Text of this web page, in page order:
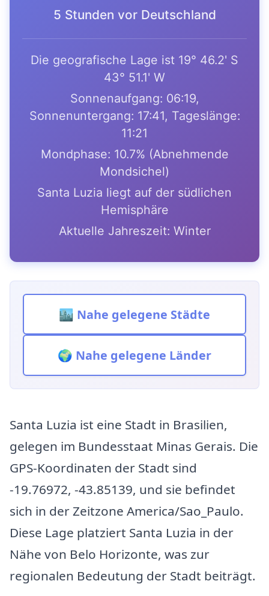
5 Stunden vor Deutschland
Die geografische Lage ist 19° 46.2' S
43° 51.1' W
Sonnenaufgang: 06:19,
Sonnenuntergang: 17:41, Tageslänge:
11:21
Mondphase: 10.7% (Abnehmende
Mondsichel)
Santa Luzia liegt auf der südlichen
Hemisphäre
Aktuelle Jahreszeit: Winter
🏙️ Nahe gelegene Städte
🌍 Nahe gelegene Länder
Santa Luzia ist eine Stadt in Brasilien,
gelegen im Bundesstaat Minas Gerais. Die
GPS-Koordinaten der Stadt sind
-19.76972, -43.85139, und sie befindet
sich in der Zeitzone America/Sao_Paulo.
Diese Lage platziert Santa Luzia in der
Nähe von Belo Horizonte, was zur
regionalen Bedeutung der Stadt beiträgt.